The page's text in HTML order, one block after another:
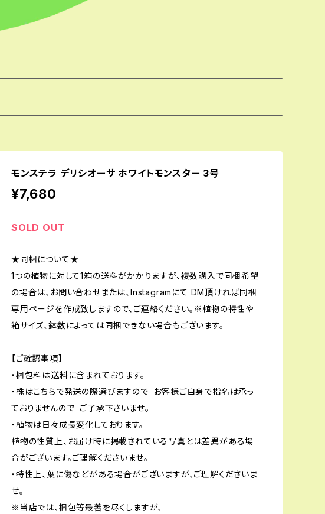
モンステラ デリシオーサ ホワイトモンスター 3号
¥7,680
SOLD OUT
★同梱について★
1つの植物に対して1箱の送料がかかりますが、複数購入で同梱希望
の場合は、お問い合わせまたは、Instagramにて DM頂ければ同梱
専用ページを作成致しますので、ご連絡ください。※植物の特性や
箱サイズ、鉢数によっては同梱できない場合もございます。
【ご確認事項】
・梱包料は送料に含まれております。
・株はこちらで発送の際選びますので お客様ご自身で指名は承っ
ておりませんので ご了承下さいませ。
・植物は日々成長変化しております。
植物の性質上、お届け時に掲載されている写真とは差異がある場
合がございます。ご理解くださいませ。
・特性上、葉に傷などがある場合がございますが、ご理解くださいま
せ。
※当店では、梱包等最善を尽くしますが、